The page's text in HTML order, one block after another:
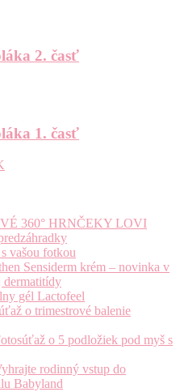
2. časť
1. časť
360° HRNČEKY LOVI
vašou fotkou
Sensiderm krém – novinka v
dermatitídy
gél Lactofeel
o trimestrové balenie
o 5 podložiek pod myš s
rodinný vstup do
Babyland